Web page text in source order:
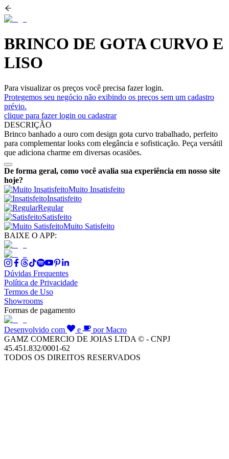
BRINCO DE GOTA CURVO E
LISO
Para visualizar os preços você precisa fazer login.
Protegemos seu negócio não exibindo os preços sem um cadastro
prévio.
clique para fazer login ou cadastrar
DESCRIÇÃO
Brinco banhado a ouro com design gota curvo trabalhado, perfeito
para complementar looks com elegância e sofisticação. Peça versátil
que adiciona charme em diversas ocasiões.
De forma geral, como você avalia sua experiência em nosso site
hoje?
Muito Insatisfeito
Insatisfeito
Regular
Satisfeito
Muito Satisfeito
BAIXE O APP:
Dúvidas Frequentes
Política de Privacidade
Termos de Uso
Showrooms
Formas de pagamento
Desenvolvido com e
por Macro
GAMZ COMERCIO DE JOIAS LTDA © - CNPJ
45.451.832/0001-62
TODOS OS DIREITOS RESERVADOS